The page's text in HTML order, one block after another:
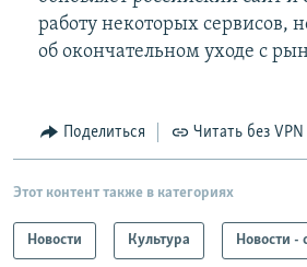
работу некоторых сервисов,
об окончательном уходе с
Поделиться Читать без VPN
Этот контент также в категориях
Новости Культура Новости -